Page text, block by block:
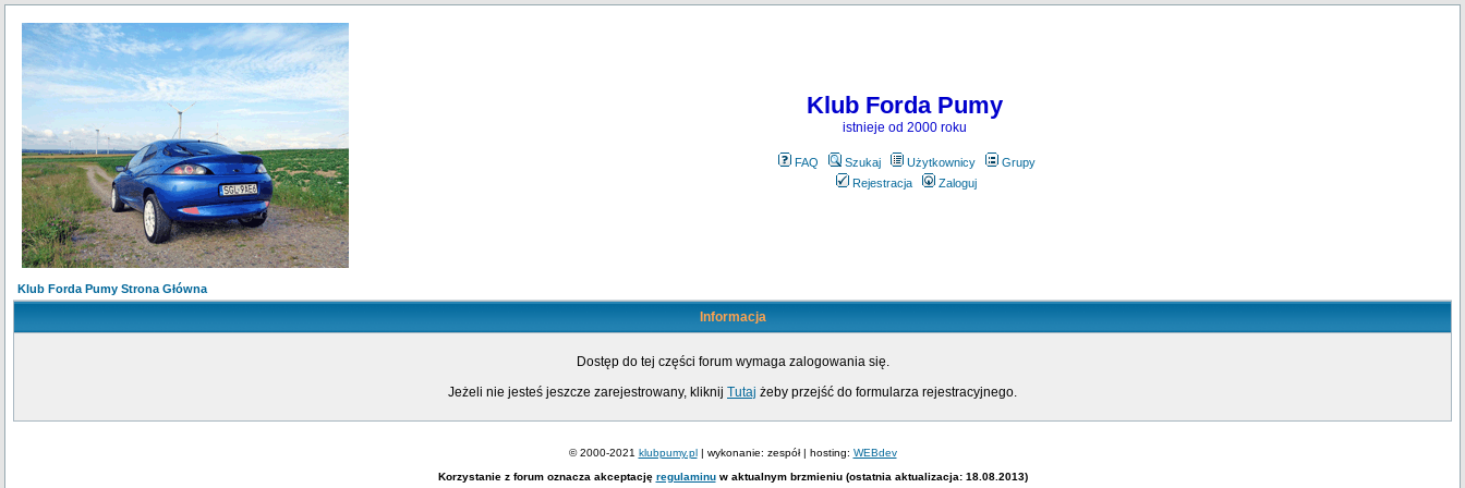
Klub Forda Pumy
istnieje od 2000 roku
FAQ Szukaj Użytkownicy
Grupy
Rejestracja
Zaloguj
Klub Forda Pumy Strona Główna
Informacja
Dostęp do tej części forum wymaga zalogowania się.
Jeżeli nie jesteś jeszcze zarejestrowany, kliknij Tutaj żeby przejść do formularza rejestracyjnego.
© 2000-2021 klubpumy.pl| wykonanie: zespół | hosting: WEBdev
Korzystanie z forum oznacza akceptację regulaminuw aktualnym brzmieniu (ostatnia aktualizacja: 18.08.2013)